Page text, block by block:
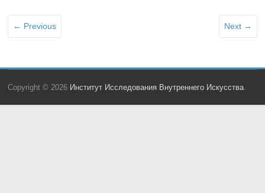
← Previous Next →
Copyright © 2026 Институт Исследования Внутреннего Искусства.